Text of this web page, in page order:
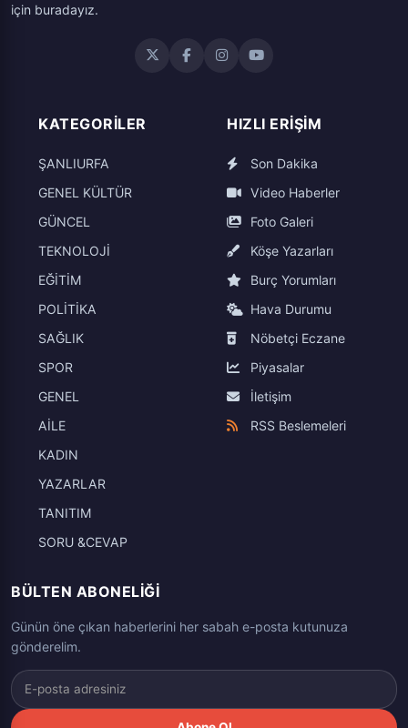
için buradayız.
KATEGORILER
ŞANLIURFA
GENEL KÜLTÜR
GÜNCEL
TEKNOLOJİ
EĞİTİM
POLİTİKA
SAĞLIK
SPOR
GENEL
AİLE
KADIN
YAZARLAR
TANITIM
SORU &CEVAP
HIZLI ERIŞIM
Son Dakika
Video Haberler
Foto Galeri
Köşe Yazarları
Burç Yorumları
Hava Durumu
Nöbetçi Eczane
Piyasalar
İletişim
RSS Beslemeleri
BÜLTEN ABONELIĞI
Günün öne çıkan haberlerini her sabah e-posta kutunuza
gönderelim.